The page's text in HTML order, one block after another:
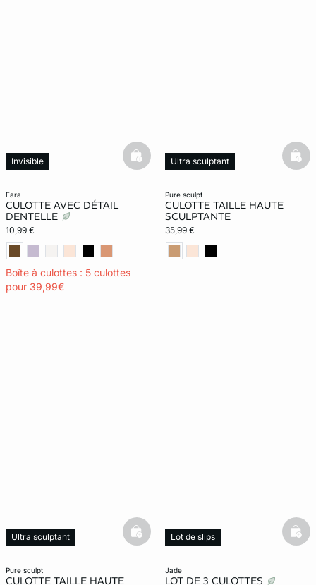
fara
CULOTTE AVEC DÉTAIL
DENTELLE
10,99 €
Boîte à culottes : 5 culottes
pour 39,99€
Invisible basketfull
pure sculpt
CULOTTE TAILLE HAUTE
SCULPTANTE
35,99 €
Ultra sculptant
pure sculpt
CULOTTE TAILLE HAUTE
Ultra sculptant basketfull
jade
LOT DE 3 CULOTTES
Lot de slips